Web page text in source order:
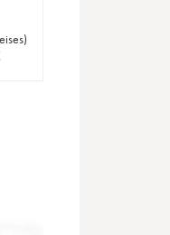
)